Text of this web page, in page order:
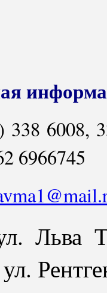
338 6008,
6966745
Льва